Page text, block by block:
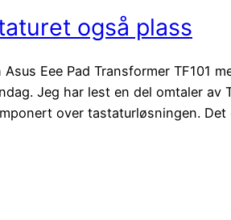
også plass
Eee Pad Transformer TF101
Jeg har lest en del omtaler av
over tastaturløsningen. Det